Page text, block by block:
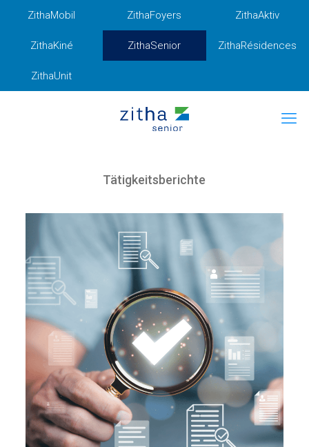
ZithaMobil ZithaFoyers ZithaAktiv
ZithaKiné ZithaSenior ZithaRésidences
ZithaUnit
Tätigkeitsberichte